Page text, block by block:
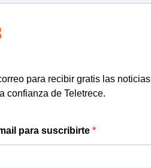
para recibir gratis las noticias
confianza de Teletrece.
para suscribirte